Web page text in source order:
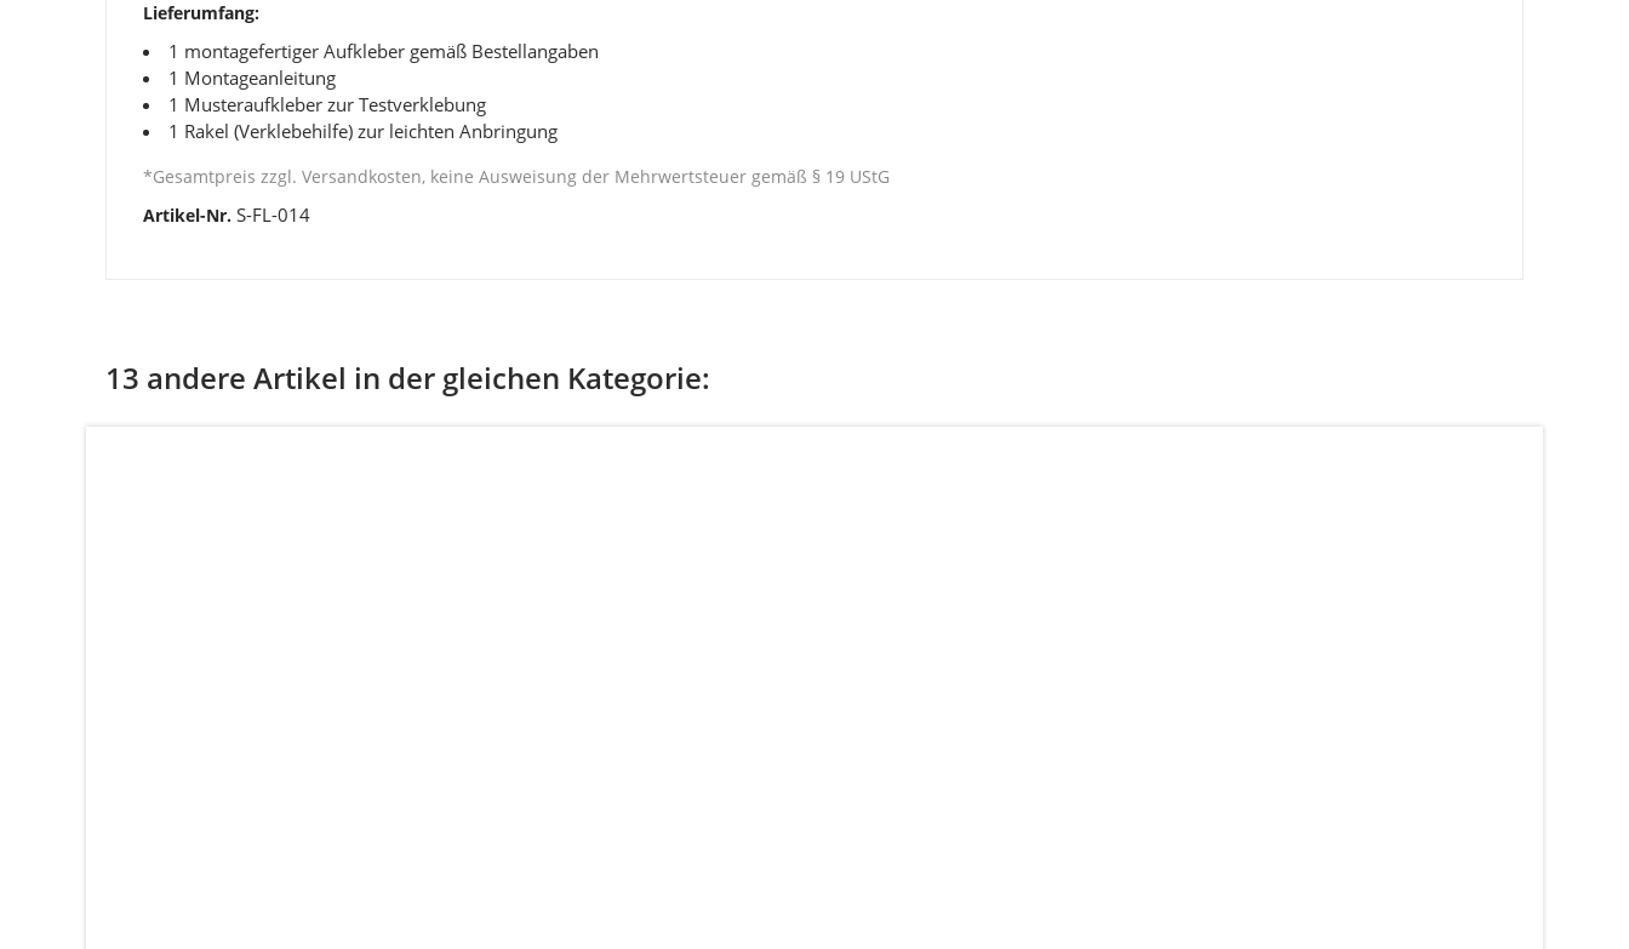
Lieferumfang:
1 montagefertiger Aufkleber gemäß Bestellangaben
1 Montageanleitung
1 Musteraufkleber zur Testverklebung
1 Rakel (Verklebehilfe) zur leichten Anbringung
*Gesamtpreis zzgl. Versandkosten, keine Ausweisung der Mehrwertsteuer gemäß § 19 UStG
Artikel-Nr. S-FL-014
13 andere Artikel in der gleichen Kategorie: